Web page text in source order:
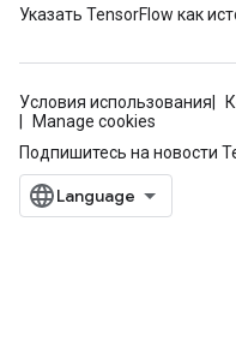
Указать TensorFlow как
Условия использования
Manage cookies
Подпишитесь на новости